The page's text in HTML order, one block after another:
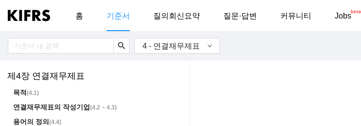
홈 기준서 질의회신요약 질문·답변 커뮤니티 Jobsbeta
search 4 - 연결재무제표
제4장 연결재무제표
목적 (4.1)
연결재무제표의 작성기업 (4.2 ~ 4.3)
용어의 정의 (4.4)